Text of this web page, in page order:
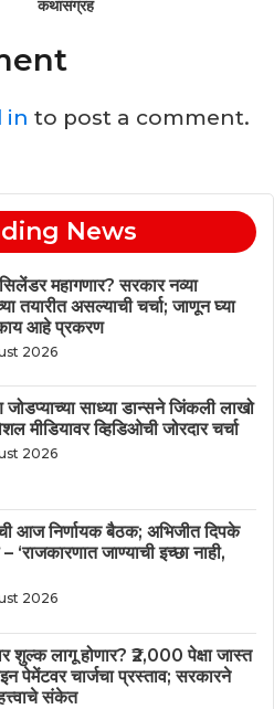
कथासंग्रह
in to post a comment.
News
महागणार? सरकार नव्या
तयारीत असल्याची चर्चा; जाणून घ्या
आहे प्रकरण
2026
जोडप्याच्या साध्या डान्सने जिंकली लाखो
मीडियावर व्हिडिओची जोरदार चर्चा
2026
आज निर्णायक बैठक; अभिजीत दिपके
‘राजकारणात जाण्याची इच्छा नाही,
2026
शुल्क लागू होणार? ₹2,000 पेक्षा जास्त
पेमेंटवर चार्जचा प्रस्ताव; सरकारने
संकेत